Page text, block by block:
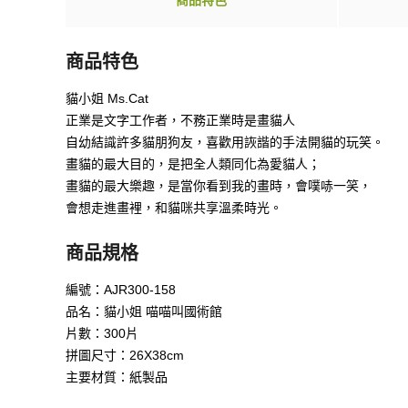
商品特色
貓小姐 Ms.Cat
正業是文字工作者，不務正業時是畫貓人
自幼結識許多貓朋狗友，喜歡用詼諧的手法開貓的玩笑。
畫貓的最大目的，是把全人類同化為愛貓人；
畫貓的最大樂趣，是當你看到我的畫時，會噗哧一笑，
會想走進畫裡，和貓咪共享溫柔時光。
商品規格
編號：AJR300-158
品名：貓小姐 喵喵叫國術館
片數：300片
拼圖尺寸：26X38cm
主要材質：紙製品